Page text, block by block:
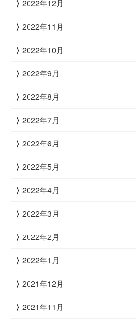
2022年12月
2022年11月
2022年10月
2022年9月
2022年8月
2022年7月
2022年6月
2022年5月
2022年4月
2022年3月
2022年2月
2022年1月
2021年12月
2021年11月